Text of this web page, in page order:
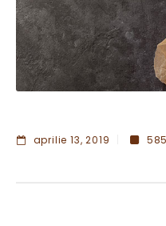
aprilie 13, 2019